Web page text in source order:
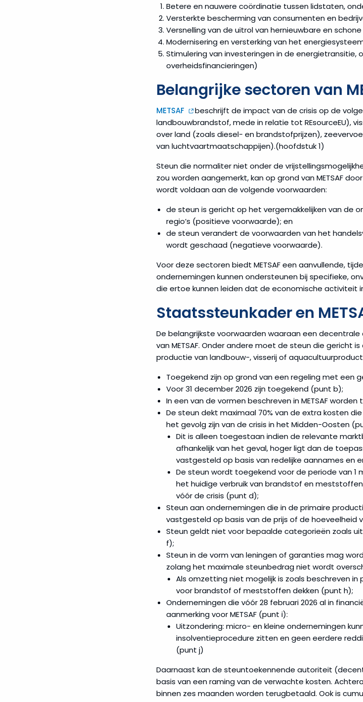
Betere en nauwere coördinatie tussen lidstaten,
Versterkte bescherming van consumenten en
Versnelling van de uitrol van hernieuwbare en
Modernisering en versterking van het
Stimulering van investeringen in de energietransitie,
overheidsfinancieringen)
Belangrijke sectoren van
METSAF
beschrijft de impact van de crisis op de
landbouwbrandstof, mede in relatie tot REsourceEU),
over land (zoals diesel- en brandstofprijzen),
van luchtvaartmaatschappijen).(hoofdstuk 1)
Steun die normaliter niet onder de
zou worden aangemerkt, kan op grond van METSAF
wordt voldaan aan de volgende voorwaarden:
de steun is gericht op het vergemakkelijken van de
regio’s (positieve voorwaarde); en
de steun verandert de voorwaarden van het
wordt geschaad (negatieve voorwaarde).
Voor deze sectoren biedt METSAF een aanvullende,
ondernemingen kunnen ondersteunen bij specifieke,
die ertoe kunnen leiden dat de economische activiteit
Staatssteunkader en
De belangrijkste voorwaarden waaraan een
van METSAF. Onder andere moet de steun die gericht
productie van landbouw-, visserij of
Toegekend zijn op grond van een regeling met een
Voor 31 december 2026 zijn toegekend (punt b);
In een van de vormen beschreven in METSAF
De steun dekt maximaal 70% van de extra kosten
het gevolg zijn van de crisis in het Midden-Oosten
Dit is alleen toegestaan indien de relevante
afhankelijk van het geval, hoger ligt dan de
vastgesteld op basis van redelijke aannames en
De steun wordt toegekend voor de periode van 1
het huidige verbruik van brandstof en
vóór de crisis (punt d);
Steun aan ondernemingen die in de primaire
vastgesteld op basis van de prijs of de hoeveelheid
Steun geldt niet voor bepaalde categorieën zoals
f);
Steun in de vorm van leningen of garanties mag
zolang het maximale steunbedrag niet wordt
Als omzetting niet mogelijk is zoals beschreven
voor brandstof of meststoffen dekken (punt h);
Ondernemingen die vóór 28 februari 2026 al in
aanmerking voor METSAF (punt i):
Uitzondering: micro- en kleine ondernemingen
insolventieprocedure zitten en geen eerdere
(punt j)
Daarnaast kan de steuntoekennende autoriteit
basis van een raming van de verwachte kosten.
binnen zes maanden worden terugbetaald. Ook is